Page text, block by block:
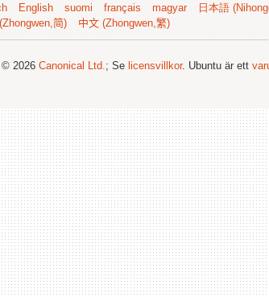
English suomi français magyar 日本語
简) 中文 (Zhongwen,繁)
© 2026 Canonical Ltd. ; Se licensvillkor. Ubuntu är ett